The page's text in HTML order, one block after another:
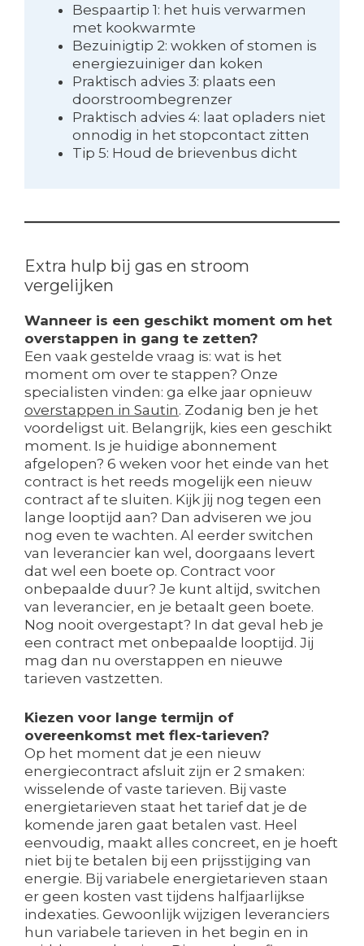
Bespaartip 1: het huis verwarmen
met kookwarmte
Bezuinigtip 2: wokken of stomen is
energiezuiniger dan koken
Praktisch advies 3: plaats een
doorstroombegrenzer
Praktisch advies 4: laat opladers niet
onnodig in het stopcontact zitten
Tip 5: Houd de brievenbus dicht
Extra hulp bij gas en stroom
vergelijken
Wanneer is een geschikt moment om het
overstappen in gang te zetten?
Een vaak gestelde vraag is: wat is het
moment om over te stappen? Onze
specialisten vinden: ga elke jaar opnieuw
overstappen in Sautin. Zodanig ben je het
voordeligst uit. Belangrijk, kies een geschikt
moment. Is je huidige abonnement
afgelopen? 6 weken voor het einde van het
contract is het reeds mogelijk een nieuw
contract af te sluiten. Kijk jij nog tegen een
lange looptijd aan? Dan adviseren we jou
nog even te wachten. Al eerder switchen
van leverancier kan wel, doorgaans levert
dat wel een boete op. Contract voor
onbepaalde duur? Je kunt altijd, switchen
van leverancier, en je betaalt geen boete.
Nog nooit overgestapt? In dat geval heb je
een contract met onbepaalde looptijd. Jij
mag dan nu overstappen en nieuwe
tarieven vastzetten.
Kiezen voor lange termijn of
overeenkomst met flex-tarieven?
Op het moment dat je een nieuw
energiecontract afsluit zijn er 2 smaken:
wisselende of vaste tarieven. Bij vaste
energietarieven staat het tarief dat je de
komende jaren gaat betalen vast. Heel
eenvoudig, maakt alles concreet, en je hoeft
niet bij te betalen bij een prijsstijging van
energie. Bij variabele energietarieven staan
er geen kosten vast tijdens halfjaarlijkse
indexaties. Gewoonlijk wijzigen leveranciers
hun variabele tarieven in het begin en in